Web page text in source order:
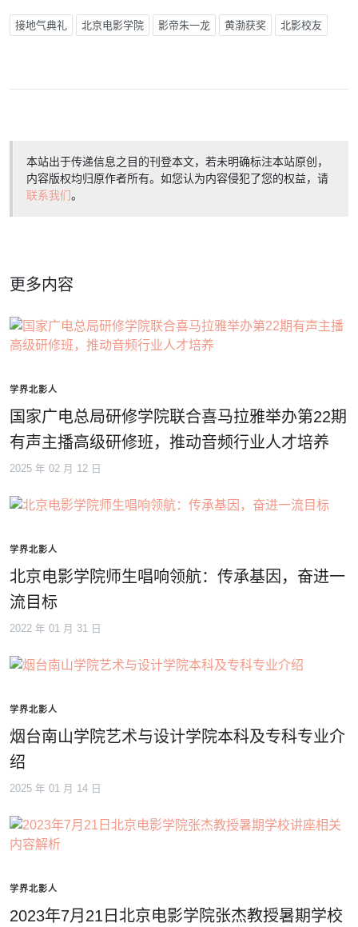
接地气典礼 北京电影学院 影帝朱一龙 黄渤获奖 北影校友
本站出于传递信息之目的刊登本文，若未明确标注本站原创，
内容版权均归原作者所有。如您认为内容侵犯了您的权益，请
联系我们。
更多内容
学界北影人
国家广电总局研修学院联合喜马拉雅举办第22期
有声主播高级研修班，推动音频行业人才培养
2025 年 02 月 12 日
学界北影人
北京电影学院师生唱响领航：传承基因，奋进一
流目标
2022 年 01 月 31 日
学界北影人
烟台南山学院艺术与设计学院本科及专科专业介
绍
2025 年 01 月 14 日
学界北影人
2023年7月21日北京电影学院张杰教授暑期学校